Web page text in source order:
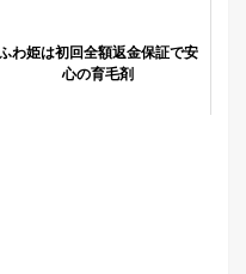
わ姫は初回全額返金保証で安
心の育毛剤